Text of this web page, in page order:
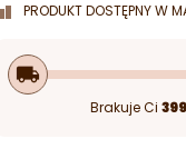
PRODUKT DOSTĘPNY W
local_shipping
Brakuje Ci